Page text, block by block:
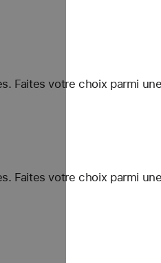
Faites votre choix parmi
Faites votre choix parmi